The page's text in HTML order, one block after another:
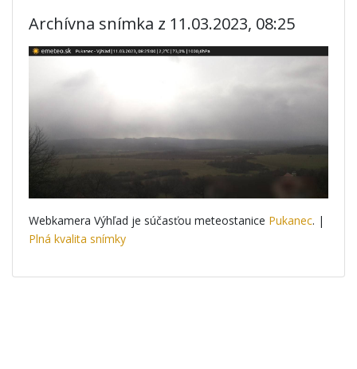
Archívna snímka z 11.03.2023, 08:25
Webkamera Výhľad je súčasťou meteostanice Pukanec. |
Plná kvalita snímky